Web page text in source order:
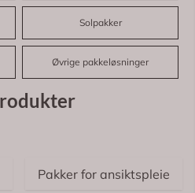
Solpakker
Øvrige pakkeløsninger
Pakker for ansiktspleie